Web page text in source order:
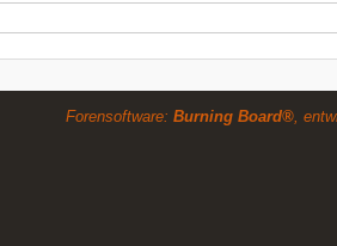
Forensoftware: Burning Board®,